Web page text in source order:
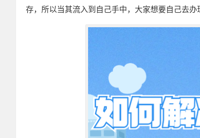
存，所以当其流入到自己手中，大家想要自己去办